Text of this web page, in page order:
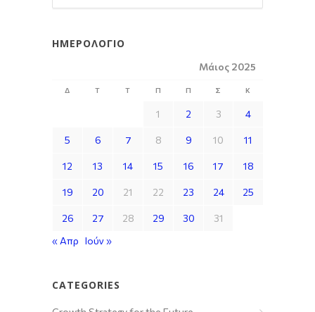
ΗΜΕΡΟΛΌΓΙΟ
Μάιος 2025
Δ Τ Τ Π Π Σ Κ
1 2 3 4
5 6 7 8 9 10 11
12 13 14 15 16 17 18
19 20 21 22 23 24 25
26 27 28 29 30
31
« Απρ Ιούν »
CATEGORIES